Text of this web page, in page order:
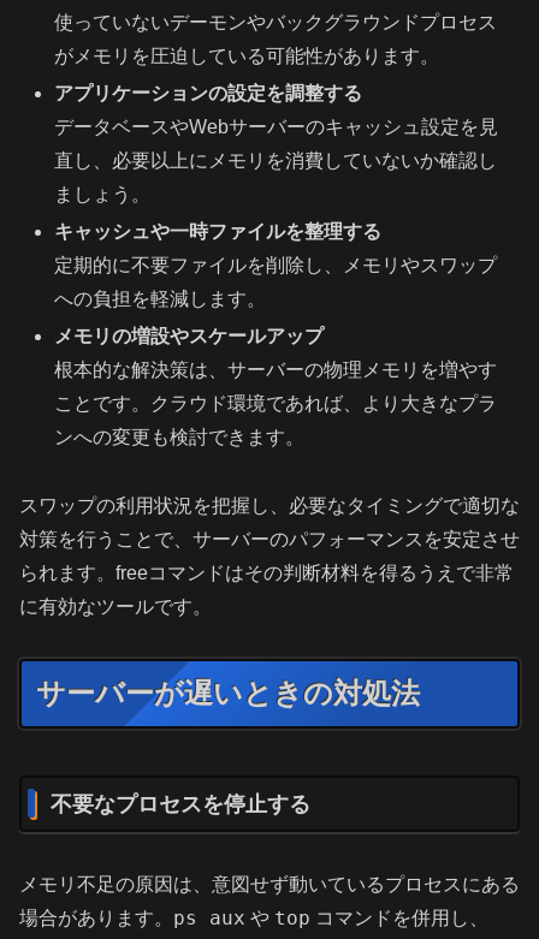
使っていないデーモンやバックグラウンドプロセス
がメモリを圧迫している可能性があります。
アプリケーションの設定を調整する
データベースやWebサーバーのキャッシュ設定を見
直し、必要以上にメモリを消費していないか確認し
ましょう。
キャッシュや一時ファイルを整理する
定期的に不要ファイルを削除し、メモリやスワップ
への負担を軽減します。
メモリの増設やスケールアップ
根本的な解決策は、サーバーの物理メモリを増やす
ことです。クラウド環境であれば、より大きなプラ
ンへの変更も検討できます。
スワップの利用状況を把握し、必要なタイミングで適切な
対策を行うことで、サーバーのパフォーマンスを安定させ
られます。freeコマンドはその判断材料を得るうえで非常
に有効なツールです。
サーバーが遅いときの対処法
不要なプロセスを停止する
メモリ不足の原因は、意図せず動いているプロセスにある
場合があります。 ps aux や top コマンドを併用し、